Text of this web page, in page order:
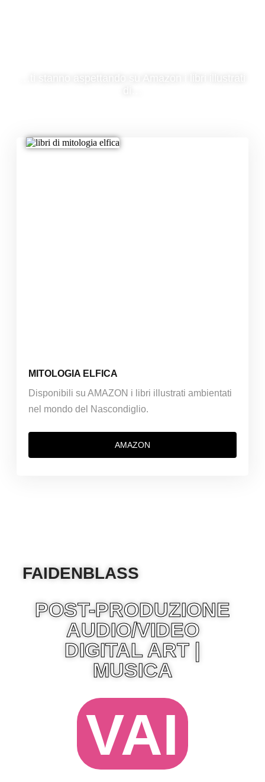
MITOLOGIA ELFICA
Disponibili su AMAZON i libri illustrati ambientati
nel mondo del Nascondiglio.
AMAZON
FAIDENBLASS
POST-PRODUZIONE
AUDIO/VIDEO
DIGITAL ART |
MUSICA
VAI